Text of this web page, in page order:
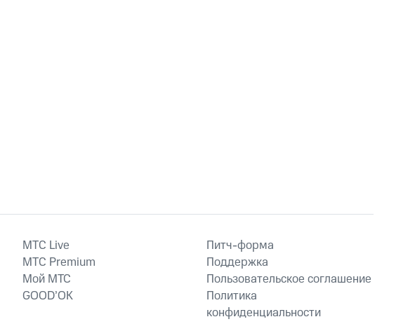
MTС Live
MTС Premium
Мой МТС
GOOD’OK
Питч-форма
Поддержка
Пользовательское соглашение
Политика
конфиденциальности